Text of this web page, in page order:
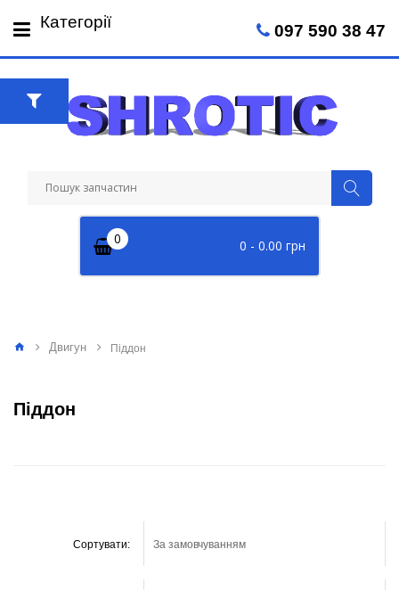
Сб: 09:00 - 14:00
0 - 0.00 грн
0
097 590 38 47
Категорії
Двигун Піддон
Піддон
Сортувати: